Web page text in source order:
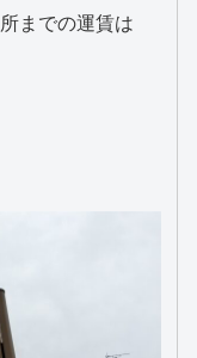
までの運賃は